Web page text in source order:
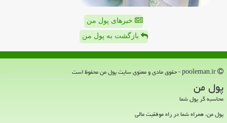
خبرهای پول من
بازگشت به پول من
پول من
محاسبه گر پول شما
پول من، همراه شما در راه موفقیت مالی